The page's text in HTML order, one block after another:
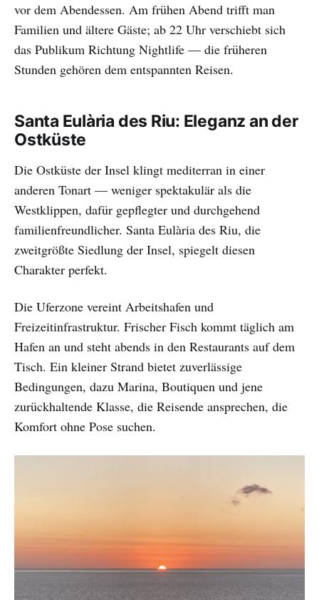
vor dem Abendessen. Am frühen Abend trifft man
Familien und ältere Gäste; ab 22 Uhr verschiebt sich
das Publikum Richtung Nightlife — die früheren
Stunden gehören dem entspannten Reisen.
Santa Eulària des Riu: Eleganz an der
Ostküste
Die Ostküste der Insel klingt mediterran in einer
anderen Tonart — weniger spektakulär als die
Westklippen, dafür gepflegter und durchgehend
familienfreundlicher. Santa Eulària des Riu, die
zweitgrößte Siedlung der Insel, spiegelt diesen
Charakter perfekt.
Die Uferzone vereint Arbeitshafen und
Freizeitinfrastruktur. Frischer Fisch kommt täglich am
Hafen an und steht abends in den Restaurants auf dem
Tisch. Ein kleiner Strand bietet zuverlässige
Bedingungen, dazu Marina, Boutiquen und jene
zurückhaltende Klasse, die Reisende ansprechen, die
Komfort ohne Pose suchen.